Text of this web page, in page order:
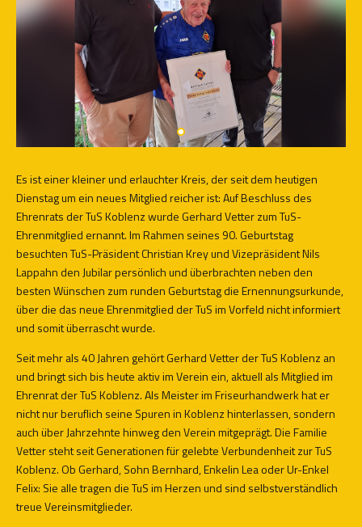
Es ist einer kleiner und erlauchter Kreis, der seit dem heutigen
Dienstag um ein neues Mitglied reicher ist: Auf Beschluss des
Ehrenrats der TuS Koblenz wurde Gerhard Vetter zum TuS-
Ehrenmitglied ernannt. Im Rahmen seines 90. Geburtstag
besuchten TuS-Präsident Christian Krey und Vizepräsident Nils
Lappahn den Jubilar persönlich und überbrachten neben den
besten Wünschen zum runden Geburtstag die Ernennungsurkunde,
über die das neue Ehrenmitglied der TuS im Vorfeld nicht informiert
und somit überrascht wurde.
Seit mehr als 40 Jahren gehört Gerhard Vetter der TuS Koblenz an
und bringt sich bis heute aktiv im Verein ein, aktuell als Mitglied im
Ehrenrat der TuS Koblenz. Als Meister im Friseurhandwerk hat er
nicht nur beruflich seine Spuren in Koblenz hinterlassen, sondern
auch über Jahrzehnte hinweg den Verein mitgeprägt. Die Familie
Vetter steht seit Generationen für gelebte Verbundenheit zur TuS
Koblenz. Ob Gerhard, Sohn Bernhard, Enkelin Lea oder Ur-Enkel
Felix: Sie alle tragen die TuS im Herzen und sind selbstverständlich
treue Vereinsmitglieder.